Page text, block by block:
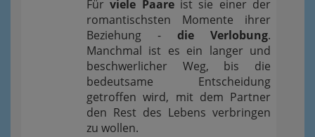
Fürviele Paareist sie einer der
romantischsten Momente ihrer
Beziehung - die Verlobung.
Manchmal ist es ein langer und
beschwerlicher Weg, bis die
bedeutsame Entscheidung
getroffen wird, mit dem Partner
den Rest des Lebens verbringen
zu wollen.